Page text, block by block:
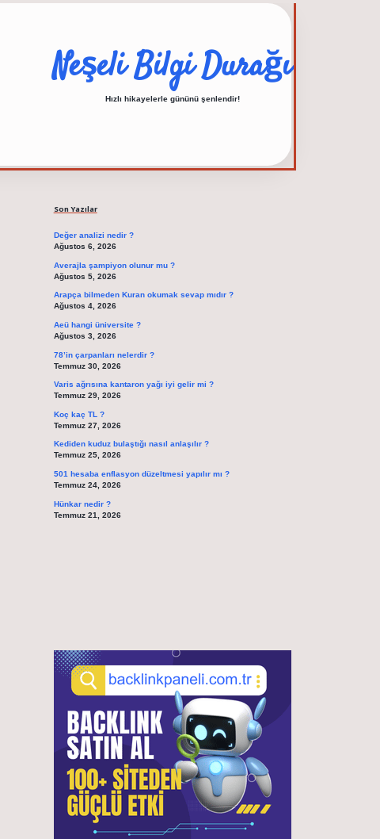
Neşeli Bilgi Durağı
Hızlı hikayelerle gününü şenlendir!
Son Yazılar
Değer analizi nedir ?
Ağustos 6, 2026
Averajla şampiyon olunur mu ?
Ağustos 5, 2026
Arapça bilmeden Kuran okumak sevap mıdır ?
Ağustos 4, 2026
Aeü hangi üniversite ?
Ağustos 3, 2026
78’in çarpanları nelerdir ?
Temmuz 30, 2026
Varis ağrısına kantaron yağı iyi gelir mi ?
Temmuz 29, 2026
Koç kaç TL ?
Temmuz 27, 2026
Kediden kuduz bulaştığı nasıl anlaşılır ?
Temmuz 25, 2026
501 hesaba enflasyon düzeltmesi yapılır mı ?
Temmuz 24, 2026
Hünkar nedir ?
Temmuz 21, 2026
elexbet güncel adresi